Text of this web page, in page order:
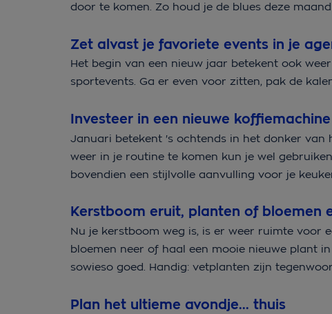
door te komen. Zo houd je de blues deze
Zet alvast je favoriete events in je
Het begin van een nieuw jaar betekent ook
sportevents. Ga er even voor zitten, pak de
Investeer in een nieuwe koffiemachine
Januari betekent 's ochtends in het donker van
weer in je routine te komen kun je wel
bovendien een stijlvolle aanvulling voor je
Kerstboom eruit, planten of bloemen
Nu je kerstboom weg is, is er weer ruimte voor
bloemen neer of haal een mooie nieuwe plant
sowieso goed. Handig: vetplanten zijn
Plan het ultieme avondje... thuis